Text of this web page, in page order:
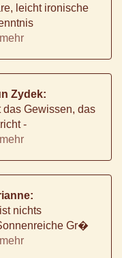
leicht ironische
mehr
Zydek:
das Gewissen, das
-
mehr
nichts
Gr�
mehr